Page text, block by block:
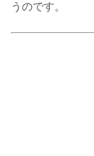
うのです。